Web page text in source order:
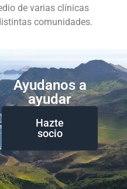
de varias clínicas
comunidades.
Ayudanos a
ayudar
Hazte
socio